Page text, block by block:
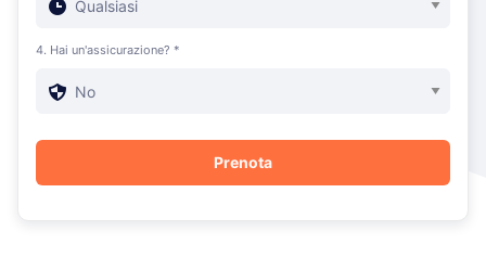
4. Hai un'assicurazione? *